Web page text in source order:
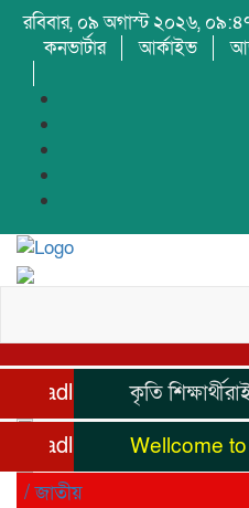
রবিবার, ০৯ অগাস্ট ২০২৬, ০৯:৪৭
কনভার্টার
আর্কাইভ
Headline কৃতি
Headline Wellcome to
/জাতীয়